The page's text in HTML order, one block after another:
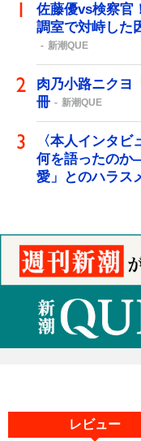
佐藤優vs検察官
調室で対峙した
新潮QUE
肉乃小路ニクヨ
冊
新潮QUE
〈本人インタ
何を語ったの
愛」とのハラス
レビュー